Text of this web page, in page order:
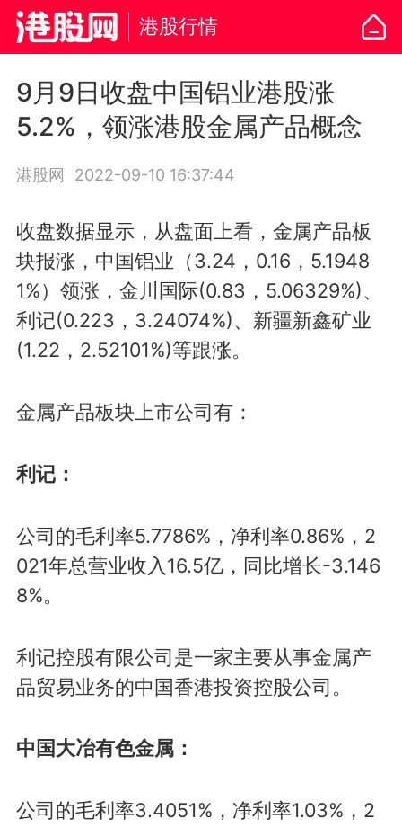
港股行情
9月9日收盘中国铝业港股涨
5.2%，领涨港股金属产品概念
港股网 2022-09-10 16:37:44
收盘数据显示，从盘面上看，金属产品板
块报涨，中国铝业（3.24，0.16，5.1948
1%）领涨，金川国际(0.83，5.06329%)、
利记(0.223，3.24074%)、新疆新鑫矿业
(1.22，2.52101%)等跟涨。
金属产品板块上市公司有：
利记：
公司的毛利率5.7786%，净利率0.86%，2
021年总营业收入16.5亿，同比增长-3.146
8%。
利记控股有限公司是一家主要从事金属产
品贸易业务的中国香港投资控股公司。
中国大冶有色金属：
公司的毛利率3.4051%，净利率1.03%，2